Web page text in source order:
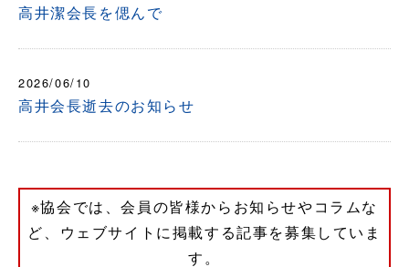
高井潔会長を偲んで
2026/06/10
高井会長逝去のお知らせ
※協会では、会員の皆様からお知らせやコラムな
ど、ウェブサイトに掲載する記事を募集していま
す。